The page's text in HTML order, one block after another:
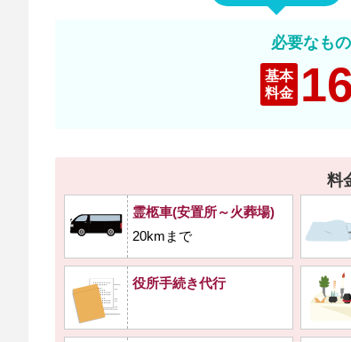
必要なも
基本
料金
料
霊柩車(安置所～火葬場)
20kmまで
役所手続き代行